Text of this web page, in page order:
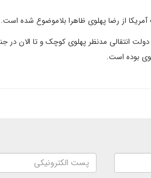
از رضا پهلوی ظاهرا بلاموضوع شده است.
دولت انتقالی مدنظر پهلوی کوچک و تا الان
بوده است.